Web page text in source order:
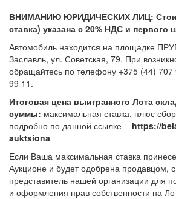
ВНИМАНИЮ ЮРИДИЧЕСКИХ ЛИЦ:
ставка) указана с 20% НДС и первого
Автомобиль находится на площадке
Заславль, ул. Советская, 79. При
обращайтесь по телефону +375 (44)
99 11.
Итоговая цена выигранного Лота
суммы: максимальная ставка, плюс
подробно по данной ссылке - https://
auktsiona
Если Ваша максимальная ставка
Аукционе и будет одобрена продавцом,
представитель нашей организации для
и оформления прав собственности на